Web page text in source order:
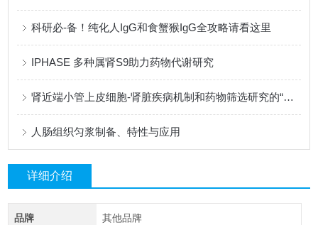
科研必-备！纯化人IgG和食蟹猴IgG全攻略请看这里
IPHASE 多种属肾S9助力药物代谢研究
肾近端小管上皮细胞-肾脏疾病机制和药物筛选研究的“黄金模型”
人肠组织匀浆制备、特性与应用
详细介绍
品牌 其他品牌